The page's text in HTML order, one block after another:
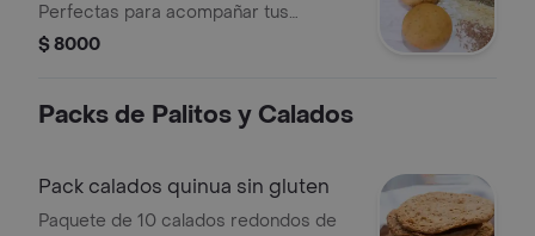
Perfectas para acompañar tus
comidas o disfrutar como snack.
$ 8000
Packs de Palitos y Calados
Pack calados quinua sin gluten
Paquete de 10 calados redondos de